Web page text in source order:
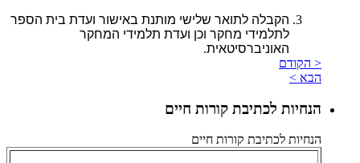
הקבלה לתואר שלישי מותנת באישור ועדת בית הספר
לתלמידי מחקר וכן ועדת תלמידי המחקר
האוניברסיטאית.
< הקודם
הבא >
הנחיות לכתיבת קורות חיים
הנחיות לכתיבת קורות חיים